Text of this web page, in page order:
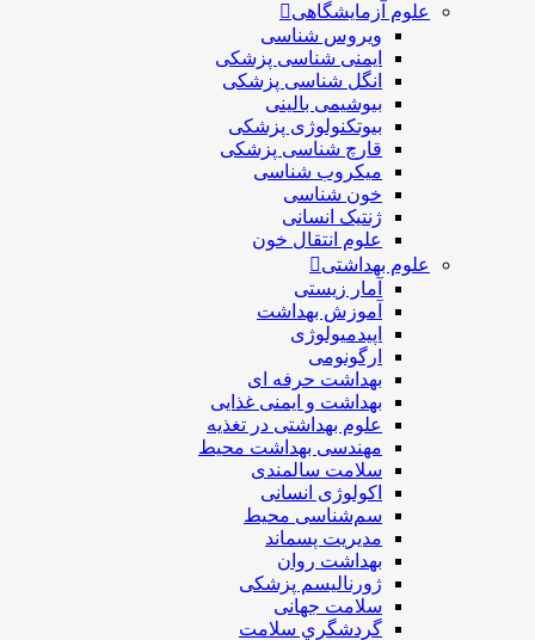
علوم آزمایشگاهی
ویروس شناسی
ایمنی شناسی پزشكی
انگل شناسی پزشکی
بیوشیمی بالینی
بیوتکنولوژی پزشکی
قارچ شناسی پزشکی
ميكروب شناسی
خون شناسی
ژنتیک انسانی
علوم انتقال خون
علوم بهداشتی
آمار زیستی
آموزش بهداشت
اپیدمیولوژی
ارگونومی
بهداشت حرفه ای
بهداشت و ایمنی غذایی
علوم بهداشتی در تغذیه
مهندسی بهداشت محيط
سلامت سالمندی
اکولوژی انسانی
سم‌شناسی محیط
مدیریت پسماند
بهداشت روان
ژورنالیسم پزشکی
سلامت جهانی
گردشگري سلامت